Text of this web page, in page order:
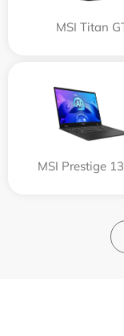
MSI Titan
MSI Prestige